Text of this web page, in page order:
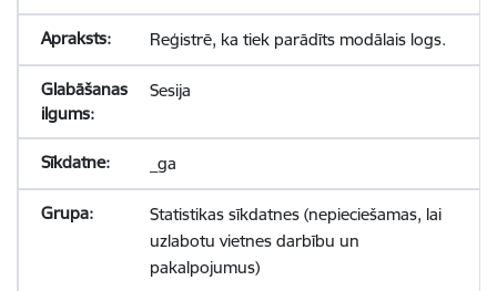
Reģistrē, ka tiek parādīts modālais logs.
Sesija
_ga
Statistikas sīkdatnes (nepieciešamas, lai
uzlabotu vietnes darbību un
pakalpojumus)